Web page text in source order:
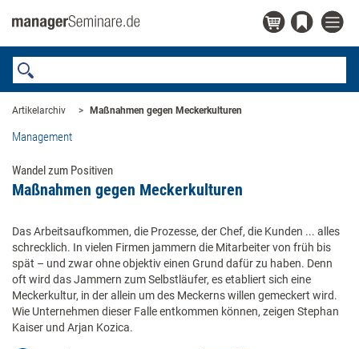
Artikelarchiv Maßnahmen gegen Meckerkulturen
Management
Wandel zum Positiven
Maßnahmen gegen Meckerkulturen
Das Arbeitsaufkommen, die Prozesse, der Chef, die Kunden ... alles
schrecklich. In vielen Firmen jammern die Mitarbeiter von früh bis
spät – und zwar ohne objektiv einen Grund dafür zu haben. Denn
oft wird das Jammern zum Selbstläufer, es etabliert sich eine
Meckerkultur, in der allein um des Meckerns willen gemeckert wird.
Wie Unternehmen dieser Falle entkommen können, zeigen Stephan
Kaiser und Arjan Kozica.